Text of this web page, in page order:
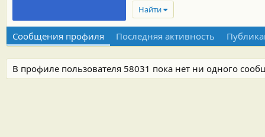
Найти
Сообщения профиля Последняя активность
В профиле пользователя 58031 пока нет ни одного